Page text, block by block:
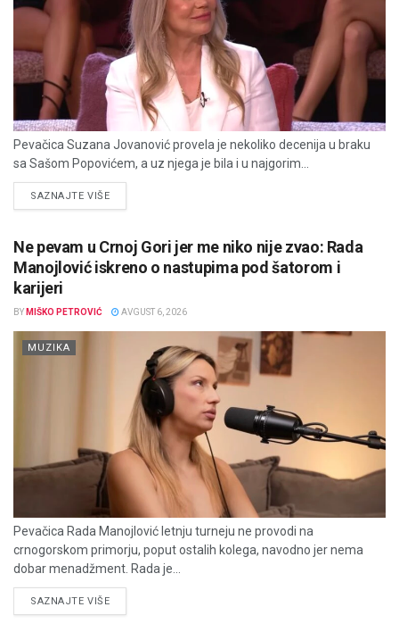
Pevačica Suzana Jovanović provela je nekoliko decenija u braku
sa Sašom Popovićem, a uz njega je bila i u najgorim...
SAZNAJTE VIŠEDETAILS
Ne pevam u Crnoj Gori jer me niko nije zvao: Rada
Manojlović iskreno o nastupima pod šatorom i
karijeri
BY MIŠKO PETROVIĆ AVGUST 6, 2026
MUZIKA
Pevačica Rada Manojlović letnju turneju ne provodi na
crnogorskom primorju, poput ostalih kolega, navodno jer nema
dobar menadžment. Rada je...
SAZNAJTE VIŠEDETAILS